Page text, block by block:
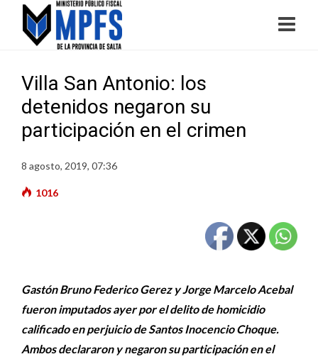
Villa San Antonio: los
detenidos negaron su
participación en el crimen
8 agosto, 2019, 07:36
1016
Gastón Bruno Federico Gerez y Jorge Marcelo Acebal
fueron imputados ayer por el delito de homicidio
calificado en perjuicio de Santos Inocencio Choque.
Ambos declararon y negaron su participación en el